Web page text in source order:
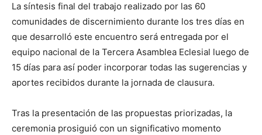
La síntesis final del trabajo realizado por las 60
comunidades de discernimiento durante los tres días en
que desarrolló este encuentro será entregada por el
equipo nacional de la Tercera Asamblea Eclesial luego de
15 días para así poder incorporar todas las sugerencias y
aportes recibidos durante la jornada de clausura.
Tras la presentación de las propuestas priorizadas, la
ceremonia prosiguió con un significativo momento